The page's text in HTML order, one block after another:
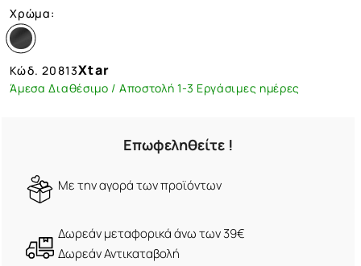
Χρώμα:
Κώδ.20813Xtar
Άμεσα Διαθέσιμο / Αποστολή 1-3 Εργάσιμες ημέρες
Επωφεληθείτε !
Mε την αγορά των προϊόντων
Δωρεάν μεταφορικά άνω των 39€
Δωρεάν Αντικαταβολή